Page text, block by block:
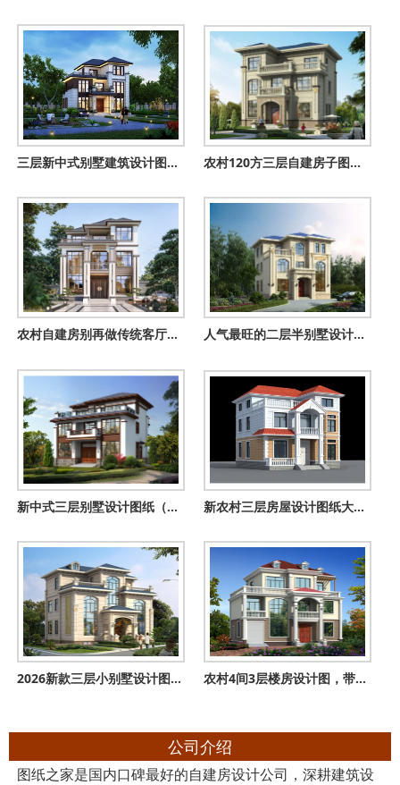
三层新中式别墅建筑设计图纸及图片，11.66m*9.76m，典雅耐看 农村120方三层自建房子图，好看又不贵的三层农村别墅
农村自建房别再做传统客厅！“客厅+茶室”一体设计，宽敞明亮 人气最旺的二层半别墅设计图纸，复式挑空二层半自建房
新中式三层别墅设计图纸（含效果图），110平农村自建房施工图推 新农村三层房屋设计图纸大全，新农村住宅图纸
2026新款三层小别墅设计图，占地150平米，带地下室 农村4间3层楼房设计图，带车库，挑空客厅，坡屋顶设计
公司介绍
图纸之家是国内口碑最好的自建房设计公司，深耕建筑设